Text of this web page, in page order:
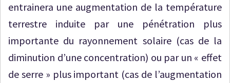
entrainera une augmentation de la température
terrestre induite par une pénétration plus
importante du rayonnement solaire (cas de la
diminution d’une concentration) ou par un « effet
de serre » plus important (cas de l’augmentation